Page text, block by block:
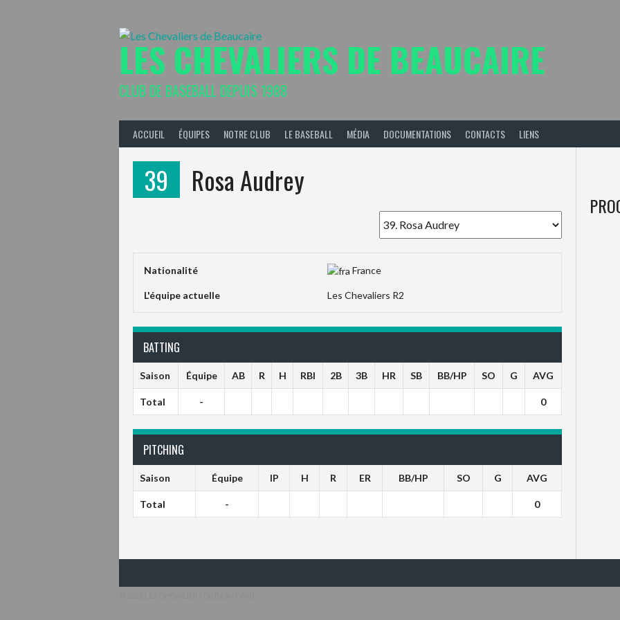
LES CHEVALIERS DE BEAUCAIRE
CLUB DE BASEBALL DEPUIS 1988
ACCUEIL ÉQUIPES NOTRE CLUB LE BASEBALL MÉDIA DOCUMENTATIONS CONTACTS LIENS
39 Rosa Audrey
Nationalité France
L'équipe actuelle Les Chevaliers R2
BATTING
Saison Équipe AB R H RBI 2B 3B HR SB BB/HP SO G AVG
Total - 0
PITCHING
Saison Équipe IP H R ER BB/HP SO G AVG
Total - 0